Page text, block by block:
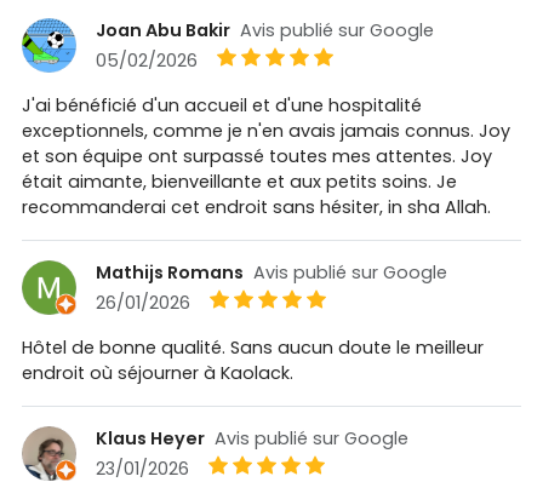
Joan Abu Bakir Avis publié sur Google
05/02/2026
J'ai bénéficié d'un accueil et d'une hospitalité
exceptionnels, comme je n'en avais jamais connus. Joy
et son équipe ont surpassé toutes mes attentes. Joy
était aimante, bienveillante et aux petits soins. Je
recommanderai cet endroit sans hésiter, in sha Allah.
Mathijs Romans Avis publié sur Google
26/01/2026
Hôtel de bonne qualité. Sans aucun doute le meilleur
endroit où séjourner à Kaolack.
Klaus Heyer Avis publié sur Google
23/01/2026